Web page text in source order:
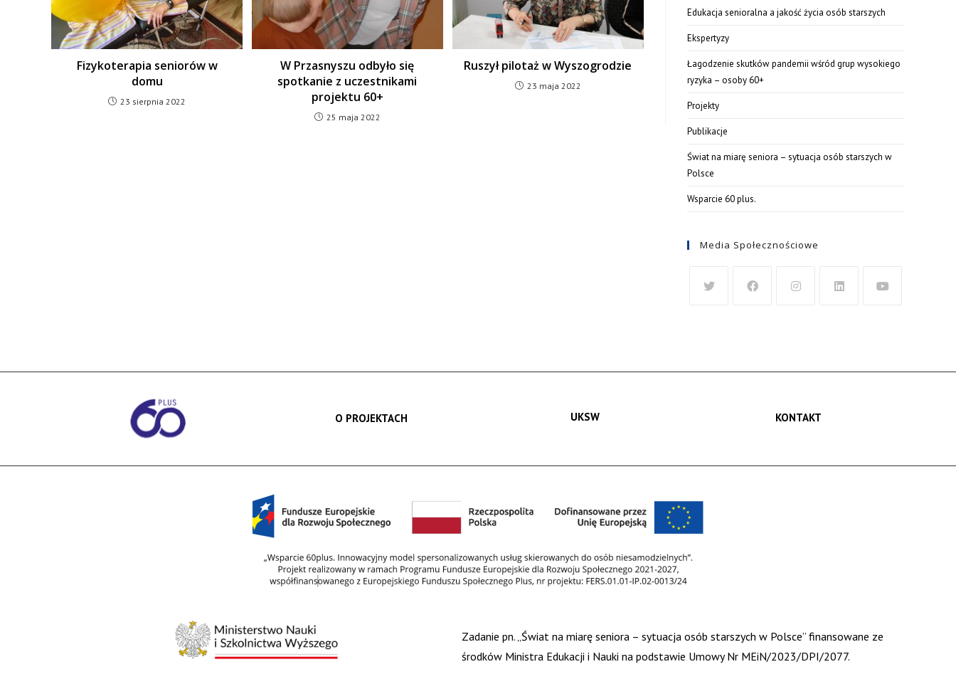
Fizykoterapia seniorów w
domu
23 sierpnia 2022
W Przasnyszu odbyło się
spotkanie z uczestnikami
projektu 60+
25 maja 2022
Ruszył pilotaż w Wyszogrodzie
23 maja 2022
Edukacja senioralna a jakość życia osób starszych
Ekspertyzy
Łagodzenie skutków pandemii wśród grup wysokiego
ryzyka – osoby 60+
Projekty
Publikacje
Świat na miarę seniora – sytuacja osób starszych w
Polsce
Wsparcie 60 plus.
Media Społecznościowe
O PROJEKTACH UKSW KONTAKT
Zadanie pn. „Świat na miarę seniora – sytuacja osób starszych w Polsce” finansowane ze
środków Ministra Edukacji i Nauki na podstawie Umowy Nr MEiN/2023/DPI/2077.